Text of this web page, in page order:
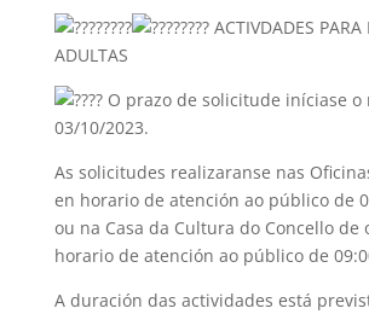
ACTIVDADES PARA
ADULTAS
O prazo de solicitude iníciase o
03/10/2023.
As solicitudes realizaranse nas
en horario de atención ao público de
ou na Casa da Cultura do Concello de
horario de atención ao público de
A duración das actividades está